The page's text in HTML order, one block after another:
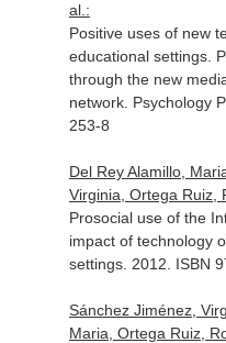
al.:
Positive uses of new
educational settings.
through the new
network. Psychology
253-8
Del Rey Alamillo,
Virginia, Ortega Ruiz,
Prosocial use of the
impact of technology
settings. 2012. ISBN
Sánchez Jiménez,
Maria, Ortega Ruiz,